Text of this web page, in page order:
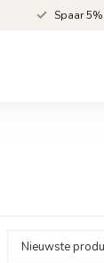
Spaar 5%